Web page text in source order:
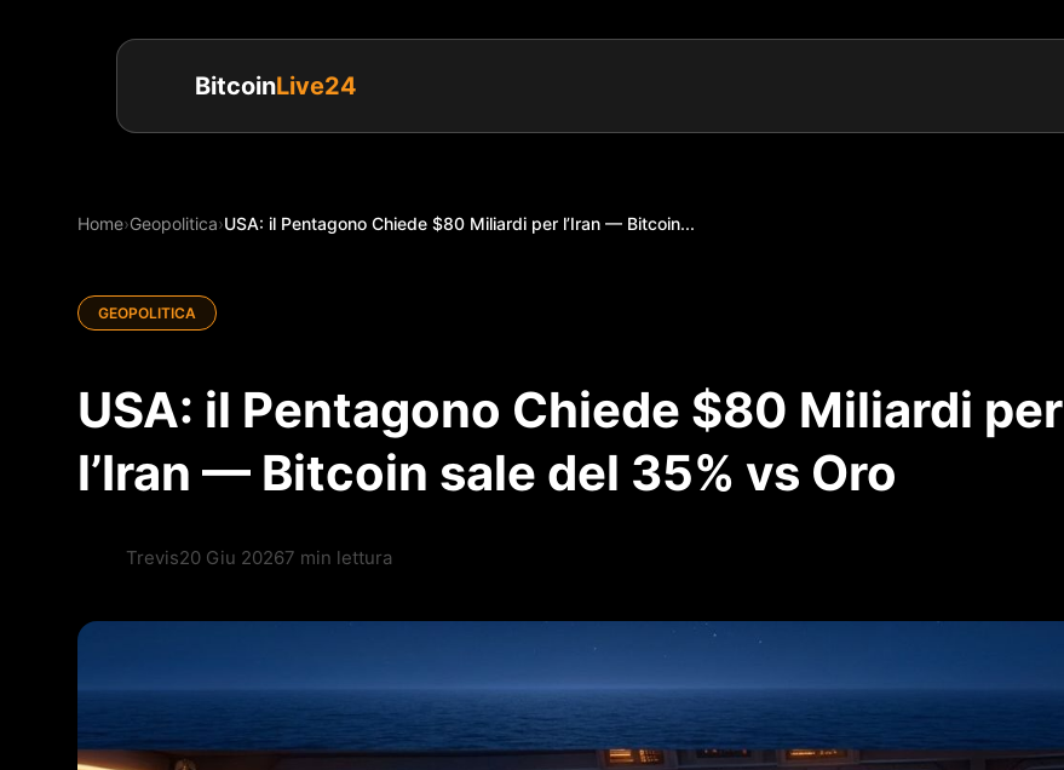
BitcoinLive24
Home›Geopolitica›USA: il Pentagono Chiede $80 Miliardi per l’Iran — Bitcoin...
GEOPOLITICA
USA: il Pentagono Chiede $80 Miliardi per
l’Iran — Bitcoin sale del 35% vs Oro
Trevis20 Giu 20267 min lettura